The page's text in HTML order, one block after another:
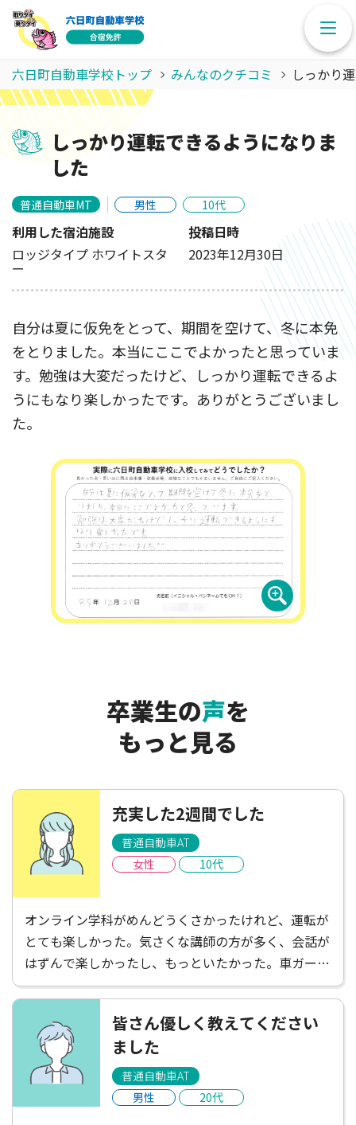
六日町自動車学校トップ みんなのクチコミ しっかり
しっかり運転できるようになりま
した
普通自動車MT 男性 10代
利用した宿泊施設
ロッジタイプ ホワイトスタ
ー
投稿日時
2023年12月30日
自分は夏に仮免をとって、期間を空けて、冬に本免
をとりました。本当にここでよかったと思っていま
す。勉強は大変だったけど、しっかり運転できるよ
うにもなり楽しかったです。ありがとうございまし
た。
卒業生の声を
もっと見る
充実した2週間でした
普通自動車AT
女性
10代
オンライン学科がめんどうくさかったけれど、運転が
とても楽しかった。気さくな講師の方が多く、会話が
はずんで楽しかったし、もっといたかった。車ガール
は遠くて不便だと感じたけれど、たくさんごはんやさ
んがあって楽しかったし、講師の方がお店を教えてく
ださったりして楽しかった！充実した2週間でした。
皆さん優しく教えてください
ました
普通自動車AT
男性
20代